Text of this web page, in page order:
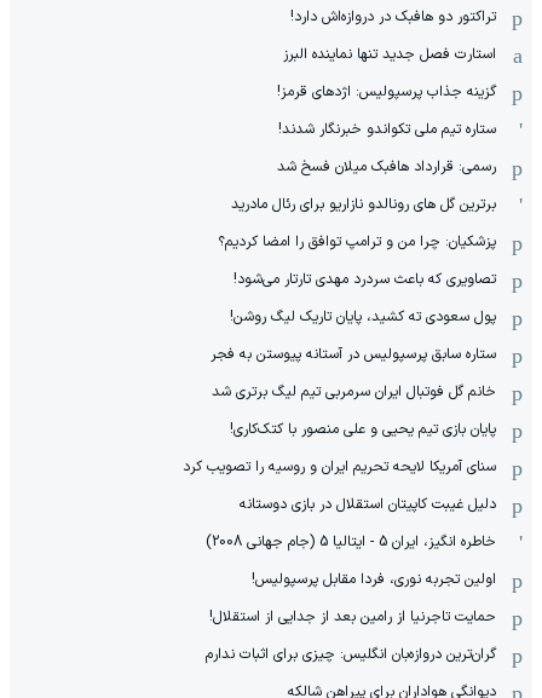
تراکتور دو هافبک در دروازه‌اش دارد!
استارت فصل جدید تنها نماینده البرز
گزینه جذاب پرسپولیس: اژدهای قرمز!
ستاره تیم ملی تکواندو خبرنگار شدند!
رسمی: قرارداد هافبک میلان فسخ شد
برترین گل های رونالدو نازاریو برای رئال مادرید
پزشکیان: چرا من و ترامپ توافق را امضا کردیم؟
تصاویری که باعث سردرد مهدی تارتار می‌شود!
پول سعودی ته کشید، پایان تاریک لیگ روشن!
ستاره سابق پرسپولیس در آستانه پیوستن به فجر
خانم گل فوتبال ایران سرمربی تیم لیگ برتری شد
پایان بازی تیم یحیی و علی منصور با کتک‌کاری!
سنای آمریکا لایحه تحریم ایران و روسیه را تصویب کرد
دلیل غیبت کاپیتان استقلال در بازی دوستانه
خاطره انگیز، ایران 5 - ایتالیا 5 (جام جهانی 2008)
اولین تجربه نوری، فردا مقابل پرسپولیس!
حمایت تاجرنیا از رامین بعد از جدایی از استقلال!
گران‌ترین دروازه‌بان انگلیس: چیزی برای اثبات ندارم
دیوانگی هواداران برای پیراهن شالکه